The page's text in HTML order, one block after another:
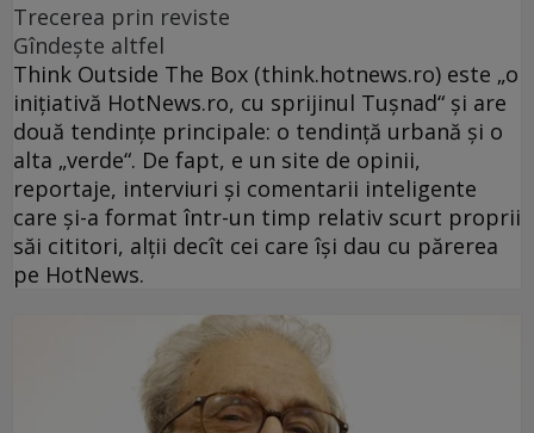
Trecerea prin reviste
Gîndeşte altfel
Think Outside The Box (think.hotnews.ro) este „o
iniţiativă HotNews.ro, cu sprijinul Tuşnad“ şi are
două tendinţe principale: o tendinţă urbană şi o
alta „verde“. De fapt, e un site de opinii,
reportaje, interviuri şi comentarii inteligente
care şi-a format într-un timp relativ scurt proprii
săi cititori, alţii decît cei care îşi dau cu părerea
pe HotNews.